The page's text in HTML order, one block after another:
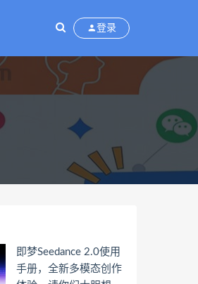
登录
即梦Seedance 2.0使用
手册，全新多模态创作